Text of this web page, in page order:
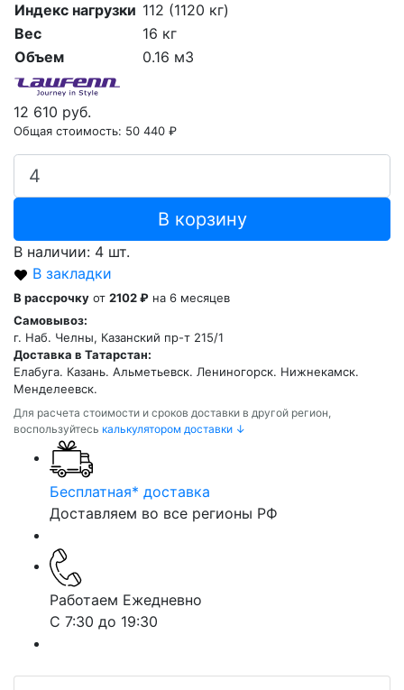
Индекс нагрузки 112 (1120 кг)
Вес
16 кг
Объем
0.16 м3
12 610 руб.
Общая стоимость: 50 440 ₽
В корзину
В наличии: 4 шт.
В закладки
В рассрочку от 2102 ₽ на 6 месяцев
Самовывоз:
г. Наб. Челны, Казанский пр-т 215/1
Доставка в Татарстан:
Елабуга. Казань. Альметьевск. Лениногорск. Нижнекамск.
Менделеевск.
Для расчета стоимости и сроков доставки в другой регион,
воспользуйтесь калькулятором доставки ↓
Бесплатная* доставка
Доставляем во все регионы РФ
Работаем Ежедневно
С 7:30 до 19:30